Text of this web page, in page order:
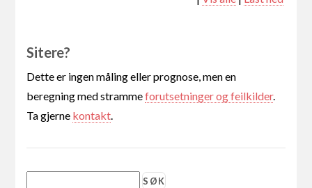
Sitere?
Dette er ingen måling eller prognose, men en
beregning med strammeforutsetninger og feilkilder.
Ta gjerne kontakt